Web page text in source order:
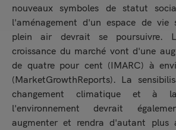
nouveaux symboles de statut
l'aménagement d'un espace de vie
plein air devrait se poursuivre.
croissance du marché vont d'une
de quatre pour cent (IMARC) à
(MarketGrowthReports). La
changement climatique et à
l'environnement devrait
augmenter et rendra d'autant plus